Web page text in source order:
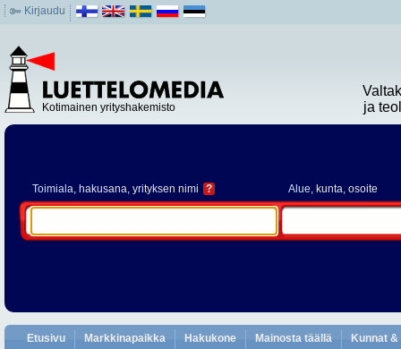
Kirjaudu
Kotimainen yrityshakemisto
ja
Toimiala, hakusana, yrityksen nimi ? Alue, kunta, osoite
Etusivu Markkinapaikka Hakukone Mainosta täällä Kunnat